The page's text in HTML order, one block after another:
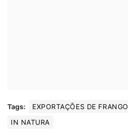
Tags: EXPORTAÇÕES DE FRANGO
IN NATURA